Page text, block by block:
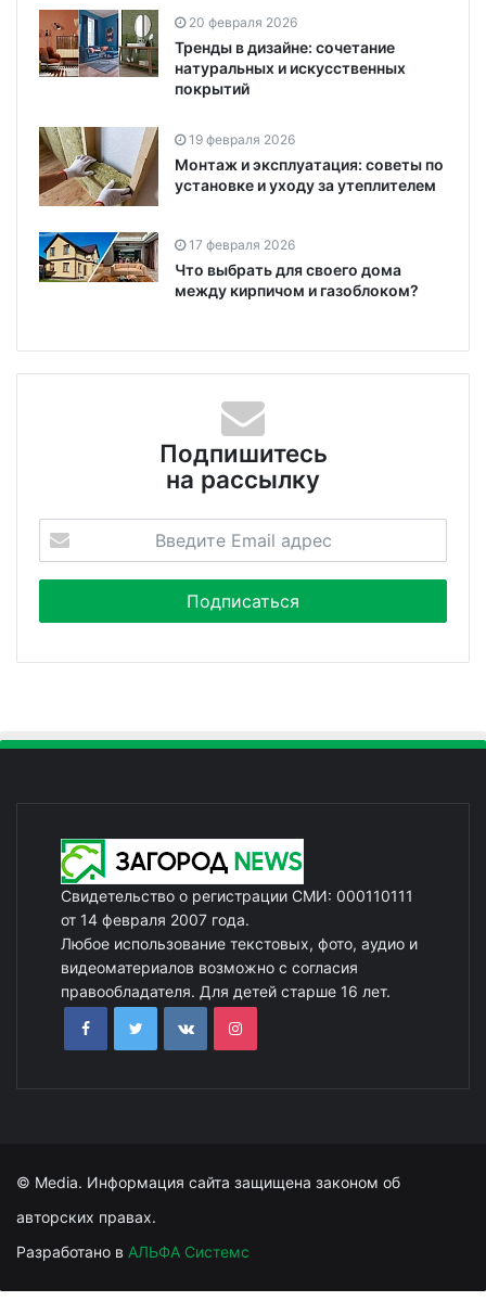
20 февраля 2026
Тренды в дизайне: сочетание
натуральных и искусственных
покрытий
19 февраля 2026
Монтаж и эксплуатация: советы по
установке и уходу за утеплителем
17 февраля 2026
Что выбрать для своего дома
между кирпичом и газоблоком?
Подпишитесь
на рассылку
Свидетельство о регистрации СМИ: 000110111
от 14 февраля 2007 года.
Любое использование текстовых, фото, аудио и
видеоматериалов возможно с согласия
правообладателя. Для детей старше 16 лет.
© Media. Информация сайта защищена законом об
авторских правах.
Разработано в АЛЬФА Системс